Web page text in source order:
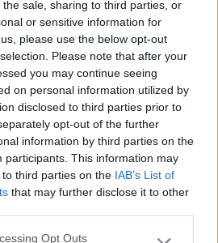
sale, sharing to third parties, or
or sensitive information for
please use the below opt-out
Please note that after your
you may continue seeing
on personal information utilized by
disclosed to third parties prior to
opt-out of the further
information by third parties on the
participants. This information may
third parties on the IAB’s List of
that may further disclose it to other
Opt Outs
61 Gasdel17/03/2018 alle 13:36:29
con bombolone ma non mi hanno mai
scritto sul libretto essendo di
non interessa in revisione.
è che compare scritto sul